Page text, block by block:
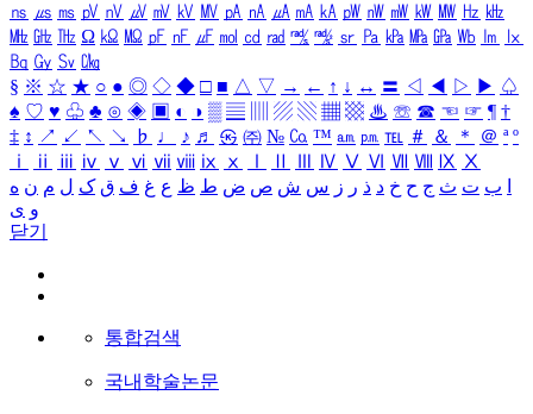
㎱ ㎲ ㎳ ㎴ ㎵ ㎶ ㎷ ㎸ ㎹ ㎀ ㎁ ㎂ ㎃ ㎄ ㎺ ㎻ ㎽ ㎾ ㎿ ㎐ ㎑
㎒ ㎓ ㎔ Ω ㏀ ㏁ ㎊ ㎋ ㎌ ㏖ ㏅ ㎭ ㎮ ㎯ ㏛ ㎩ ㎪ ㎫ ㎬ ㏝ ㏐
㏓
㏃ ㏉ ㏜ ㏆
§ ※ ☆ ★ ○ ● ◎ ◇ ◆ □ ■ △ ▽ → ← ↑ ↓ ↔ 〓 ◁ ◀ ▷ ▶ ♤
♠ ♡ ♥ ♧ ♣ ⊙ ◈ ▣ ◐ ◑ ▒ ▤ ▨ ▧ ▦ ▩ ♨ ☏ ☎ ☜ ☞ ¶ †
‡ ↕ ↗ ↙ ↖ ↘ ♭ ♩ ♪ ♬ ㉿ ㈜ № ㏇ ™ ㏂ ㏘ ℡ ＃ ＆ ＊ ＠ ª º
ⅰ
ⅱ ⅲ ⅳ ⅴ ⅵ ⅶ ⅷ ⅸ ⅹ Ⅳ Ⅴ Ⅵ Ⅶ Ⅷ Ⅸ Ⅹ
ب ت ث ج ح خ د ذ ر ز س ش ص ض ط ظ ع غ ف ق ک ل م ن ه
و ی
닫기
통합검색
국내학술논문